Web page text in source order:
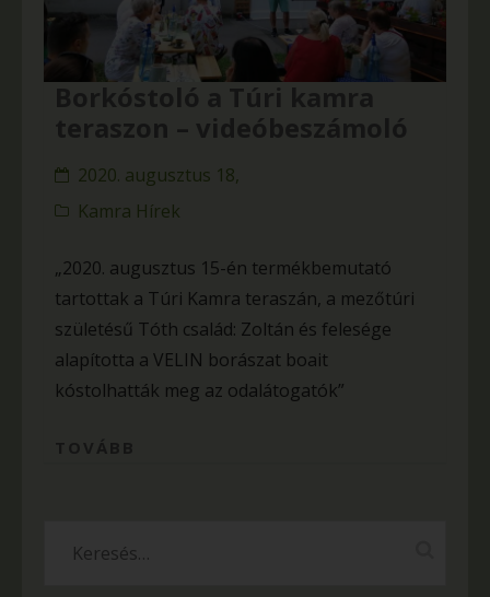
2020. augusztus 18,
Kamra Hírek
„2020. augusztus 15-én termékbemutató
tartottak a Túri Kamra teraszán, a mezőtúri
születésű Tóth család: Zoltán és felesége
alapította a VELIN borászat boait
kóstolhatták meg az odalátogatók”